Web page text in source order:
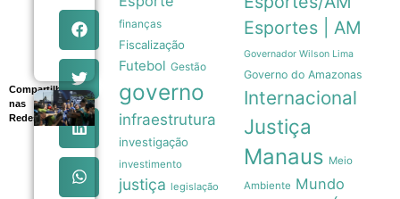
Compartilhe
nas
Redes
com ouros
na trave e no
solo
Nunes
Marques
destaca
transparência
das urnas
eletrônicas
em evento do
finanças
Fiscalização
Futebol Gestão
governo
infraestrutura
investigação
investimento
justiça legislação
Esportes | AM
Governador Wilson Lima
Governo do Amazonas
Internacional
Justiça
Manaus Meio
Ambiente Mundo